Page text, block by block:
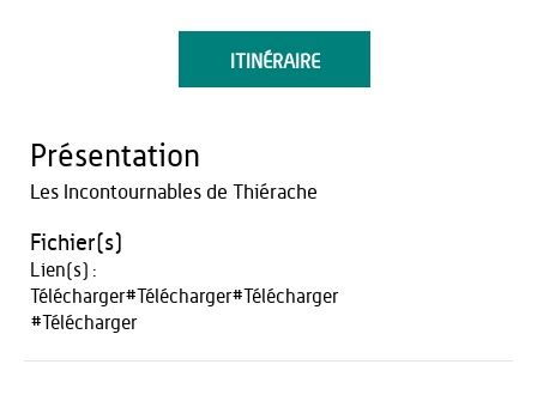
ITINÉRAIRE
Présentation
Les Incontournables de Thiérache
Fichier(s)
Lien(s) :
Télécharger# Télécharger# Télécharger
# Télécharger